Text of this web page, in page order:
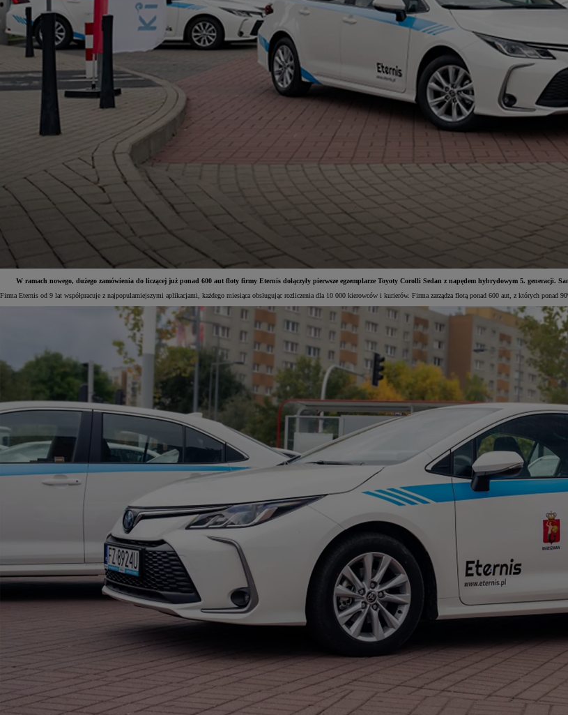
W ramach nowego, dużego zamówienia do liczącej już ponad 600 aut floty firmy Eternis dołączyły pierwsze egzemplarze Toyoty Corolli Sedan z napędem hybrydowym 5.
Firma Eternis od 9 lat współpracuje z najpopularniejszymi aplikacjami, każdego miesiąca obsługując rozliczenia dla 10 000 kierowców i kurierów. Firma zarządza flotą ponad 600 aut, z których